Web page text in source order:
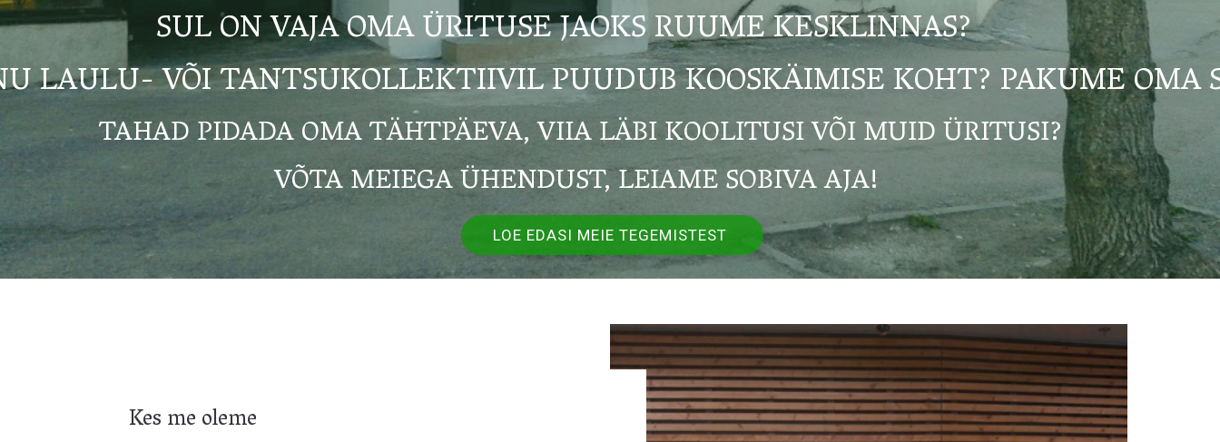
TAHAD PIDADA OMA TÄHTPÄEVA, VIIA LÄBI KOOLITUSI VÕI MUID ÜRITUSI?
VÕTA MEIEGA ÜHENDUST, LEIAME SOBIVA AJA!
LAULU- VÕI TANTSUKOLLEKTIIVIL PUUDUB KOOSKÄIMISE KOHT? PAKUME OMA
SUL ON VAJA OMA ÜRITUSE JAOKS RUUME KESKLINNAS?
LOE EDASI MEIE TEGEMISTEST
Kes me oleme